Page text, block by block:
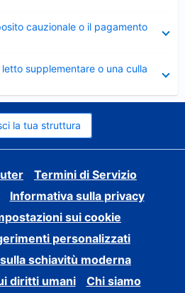
cauzionale o il pagamento
supplementare o una culla
la tua struttura
Termini di Servizio
Informativa sulla privacy
sui cookie
personalizzati
schiavitù moderna
diritti umani
Chi siamo